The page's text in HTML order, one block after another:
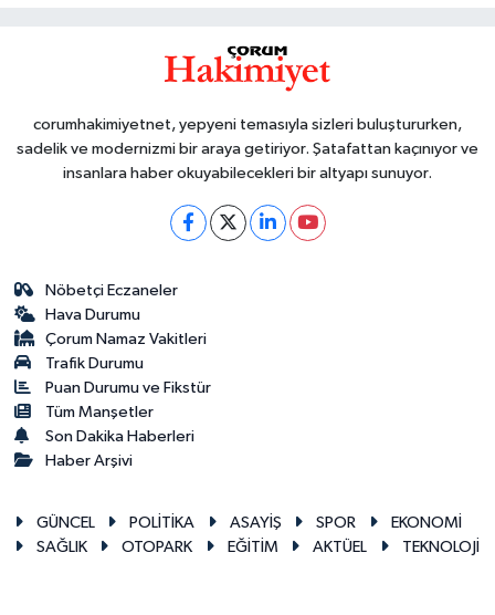
corumhakimiyetnet, yepyeni temasıyla sizleri buluştururken,
sadelik ve modernizmi bir araya getiriyor. Şatafattan kaçınıyor ve
insanlara haber okuyabilecekleri bir altyapı sunuyor.
Nöbetçi Eczaneler
Hava Durumu
Çorum Namaz Vakitleri
Trafik Durumu
Puan Durumu ve Fikstür
Tüm Manşetler
Son Dakika Haberleri
Haber Arşivi
GÜNCEL POLİTİKA ASAYİŞ SPOR
EKONOMİ
SAĞLIK
OTOPARK EĞİTİM AKTÜEL TEKNOLOJİ